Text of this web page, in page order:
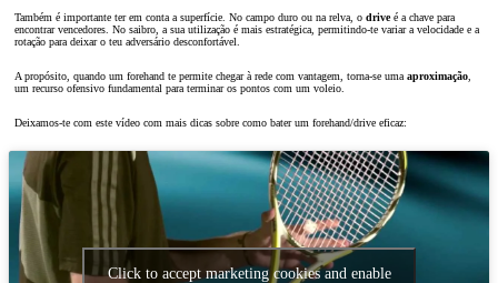
Também é importante ter em conta a superfície. No campo duro ou na relva, o driveé a chave para
encontrar vencedores. No saibro, a sua utilização é mais estratégica, permitindo-te variar a velocidade e a
rotação para deixar o teu adversário desconfortável.
A propósito, quando um forehand te permite chegar à rede com vantagem, torna-se uma aproximação
um recurso ofensivo fundamental para terminar os pontos com um voleio.
Deixamos-te com este vídeo com mais dicas sobre como bater um forehand/drive eficaz:
Click to accept marketing cookies and enable